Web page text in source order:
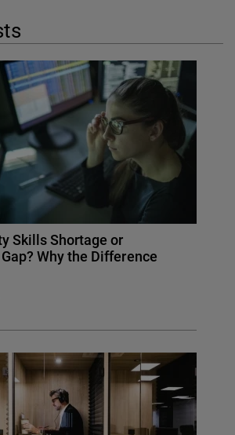
Skills Shortage or
Why the Difference